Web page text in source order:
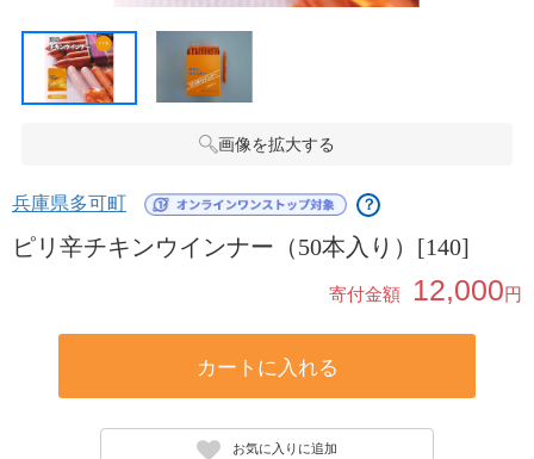
画像を拡大する
兵庫県多可町 ？
ピリ辛チキンウインナー（50本入り）[140]
寄付金額 12,000円
カートに入れる
お気に入りに追加